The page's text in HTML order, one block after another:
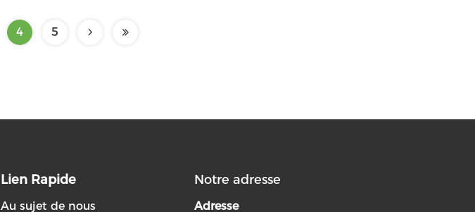
4 5
Lien Rapide
Au sujet de nous
Notre adresse
Adresse